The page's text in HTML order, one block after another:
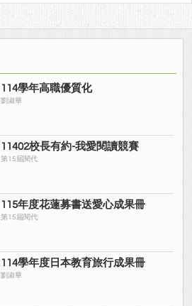
114學年高職優質化
劉淑華
11402校長有約-我愛閱讀競賽
第15屆閱代
115年度花蓮募書送愛心成果冊
第15屆閱代
114學年度日本教育旅行成果冊
劉淑華